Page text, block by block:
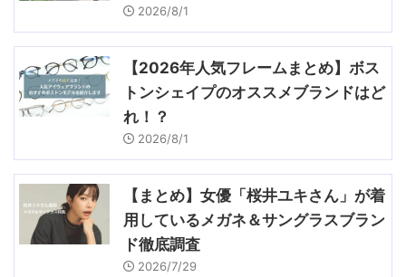
2026/8/1
【2026年人気フレームまとめ】ボス
トンシェイプのオススメブランドはど
れ！？
2026/8/1
【まとめ】女優「桜井ユキさん」が着
用しているメガネ＆サングラスブラン
ド徹底調査
2026/7/29